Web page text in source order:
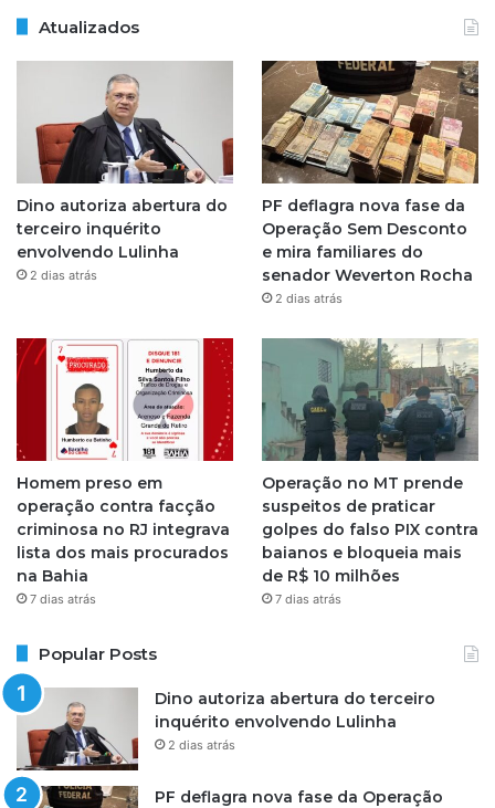
t
a
g
r
m
Atualizados
Dino autoriza abertura do
terceiro inquérito
envolvendo Lulinha
2 dias atrás
PF deflagra nova fase da
Operação Sem Desconto
e mira familiares do
senador Weverton Rocha
2 dias atrás
Homem preso em
operação contra facção
criminosa no RJ integrava
lista dos mais procurados
na Bahia
7 dias atrás
Operação no MT prende
suspeitos de praticar
golpes do falso PIX contra
baianos e bloqueia mais
de R$ 10 milhões
7 dias atrás
Popular Posts
Dino autoriza abertura do terceiro
inquérito envolvendo Lulinha
2 dias atrás
PF deflagra nova fase da Operação